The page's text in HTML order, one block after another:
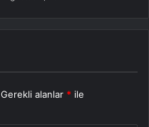
Gerekli alanlar * ile